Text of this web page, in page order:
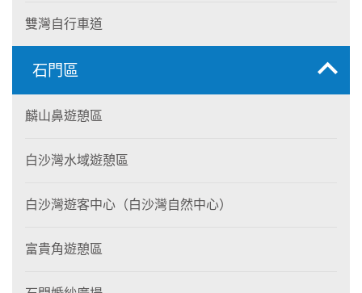
雙灣自行車道
石門區
麟山鼻遊憩區
白沙灣水域遊憩區
白沙灣遊客中心（白沙灣自然中心）
富貴角遊憩區